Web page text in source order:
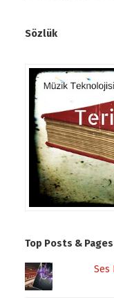
Sözlük
Top Posts & Pages
Ses